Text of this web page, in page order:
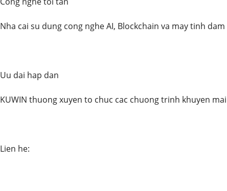
Nha cai su dung cong nghe AI, Blockchain va may tinh
Uu dai hap dan
KUWIN thuong xuyen to chuc cac chuong trinh khuyen
Lien he: